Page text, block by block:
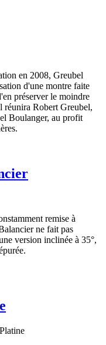
en 2008, Greubel
d'une montre faite
préserver le moindre
Robert Greubel,
Boulanger, au profit
remise à
ne fait pas
version inclinée à 35°,
Platine